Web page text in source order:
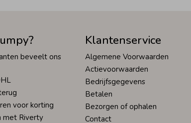
beveelt ons
voor korting
met Riverty
Klantenservice
Algemene Voorwaarden
Actievoorwaarden
Bedrijfsgegevens
Betalen
Bezorgen of ophalen
Contact